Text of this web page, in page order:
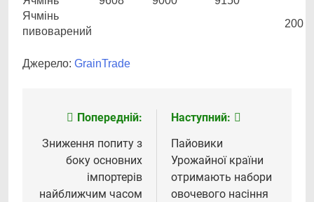
Ячмінь
пивоварений
200
Джерело: GrainTrade
Навігація
записів
Попередній:
Зниження попиту з
боку основних
імпортерів
найближчим часом
Наступний:
Пайовики
Урожайної країни
отримають набори
овочевого насіння